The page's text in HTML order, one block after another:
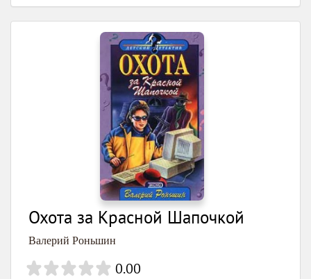
Охота за Красной Шапочкой
Валерий Роньшин
0.00